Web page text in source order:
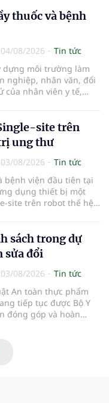
bào thận. Với khối u còn
sớm, người bệnh được
robot thay vì phải
bộ quả thận như trước
thuốc và bệnh
04/08/2026
Tin tức
dựng môi trường làm
nghiệp, nhân văn, đổi
của nhân viên y tế,
kết cao giữa thầy
nhân.
site trên
ung thư
03/08/2026
Tin tức
bệnh viện đầu tiên tại
dụng thiết bị một
site trên robot thế hệ
sách trong dự
sửa đổi
03/08/2026
Tin tức
An toàn thực phẩm
tiếp tục được Bộ Y
đóng góp và hoàn
ứng dụng chuyển
soát nguy cơ theo toàn